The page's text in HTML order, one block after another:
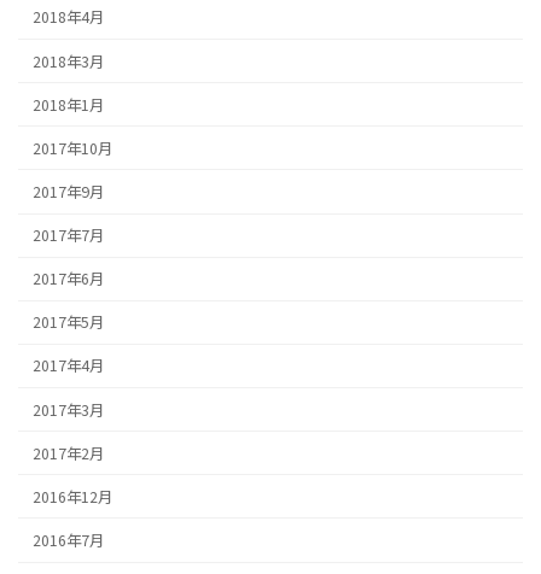
2018年4月
2018年3月
2018年1月
2017年10月
2017年9月
2017年7月
2017年6月
2017年5月
2017年4月
2017年3月
2017年2月
2016年12月
2016年7月